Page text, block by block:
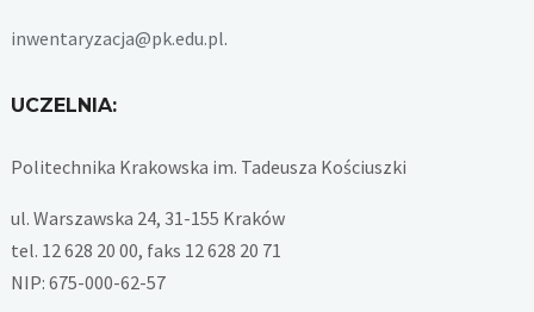
inwentaryzacja@pk.edu.pl.
UCZELNIA:
Politechnika Krakowska im. Tadeusza Kościuszki
ul. Warszawska 24, 31-155 Kraków
tel. 12 628 20 00, faks 12 628 20 71
NIP: 675-000-62-57